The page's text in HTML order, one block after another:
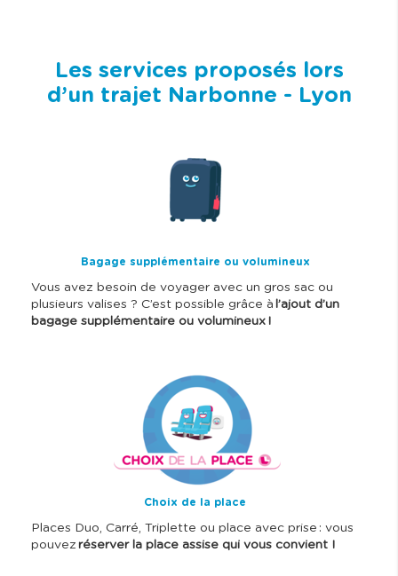
Les services proposés lors
d’un trajet Narbonne - Lyon
Bagage supplémentaire ou volumineux
Vous avez besoin de voyager avec un gros sac ou
plusieurs valises ? C’est possible grâce à l’ajout d’un
bagage supplémentaire ou volumineux !
Choix de la place
Places Duo, Carré, Triplette ou place avec prise : vous
pouvez réserver la place assise qui vous convient !